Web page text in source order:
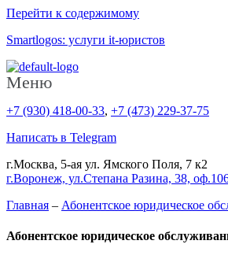
Перейти к содержимому
Smartlogos: услуги it-юристов
Меню
+7 (930) 418-00-33, +7 (473) 229-37-75
Написать в Telegram
г.Москва, 5-ая ул. Ямского Поля, 7 к2
г.Воронеж, ул.Степана Разина, 38,
Главная – Абонентское юридическое
Абонентское юридическое